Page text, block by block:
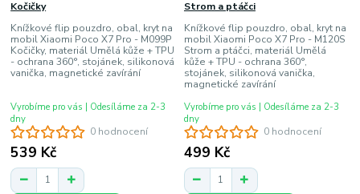
0 hodnocení
Kočičky
Knížkové flip pouzdro, obal, kryt na
mobil Xiaomi Poco X7 Pro - M099P
Kočičky, materiál Umělá kůže + TPU
- ochrana 360°, stojánek, silikonová
vanička, magnetické zavírání
539 Kč
Vyrobíme pro vás | Odesíláme za 2-3
dny
0 hodnocení
Strom a ptáčci
Knížkové flip pouzdro, obal, kryt na
mobil Xiaomi Poco X7 Pro - M120S
Strom a ptáčci, materiál Umělá
kůže + TPU - ochrana 360°,
stojánek, silikonová vanička,
magnetické zavírání
499 Kč
Vyrobíme pro vás | Odesíláme za 2-3
dny